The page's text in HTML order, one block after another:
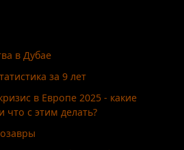
в Дубае
за 9 лет
в Европе 2025 - какие
с этим делать?